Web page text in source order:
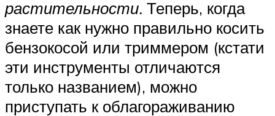
растительности. Теперь, когда
знаете как нужно правильно косить
бензокосой или триммером (кстати
эти инструменты отличаются
только названием), можно
приступать к облагораживанию